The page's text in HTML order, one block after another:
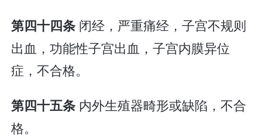
第四十四条 闭经，严重痛经，子宫不规则
出血，功能性子宫出血，子宫内膜异位
症，不合格。
第四十五条 内外生殖器畸形或缺陷，不合
格。